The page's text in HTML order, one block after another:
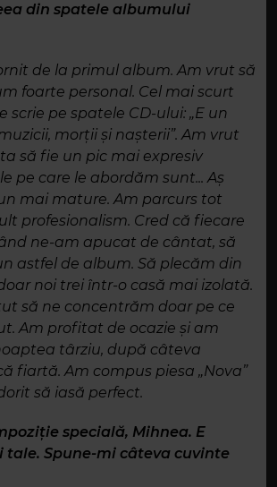
din spatele albumului
de la primul album. Am vrut să
foarte personal. Cel mai scurt
scrie pe spatele CD-ului: „E un
morții și nașterii”. Am vrut
să fie un pic mai expresiv
pe care le abordăm sunt... Aș
mai mature. Am parcurs tot
profesionalism. Cred că fiecare
ne-am apucat de cântat, să
astfel de album. Să plecăm din
noi trei într-o casă mai izolată.
să ne concentrăm doar pe ce
Am profitat de ocazie și am
târziu, după câteva
fiartă. Am compus piesa „Nova”
să iasă perfect.
specială, Mihnea. E
Spune-mi câteva cuvinte